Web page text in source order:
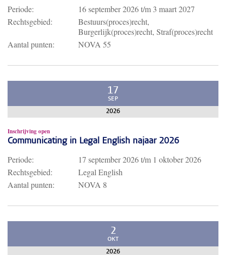
Periode: 16 september 2026t/m 3 maart 2027
Rechtsgebied:
Bestuurs(proces)recht,
Burgerlijk(proces)recht, Straf(proces)recht
Aantal punten:
NOVA 55
17
SEP
2026
Inschrijving open
Communicating in Legal English najaar 2026
Periode: 17 september 2026t/m 1 oktober 2026
Rechtsgebied:
Legal English
Aantal punten:
NOVA 8
2
OKT
2026